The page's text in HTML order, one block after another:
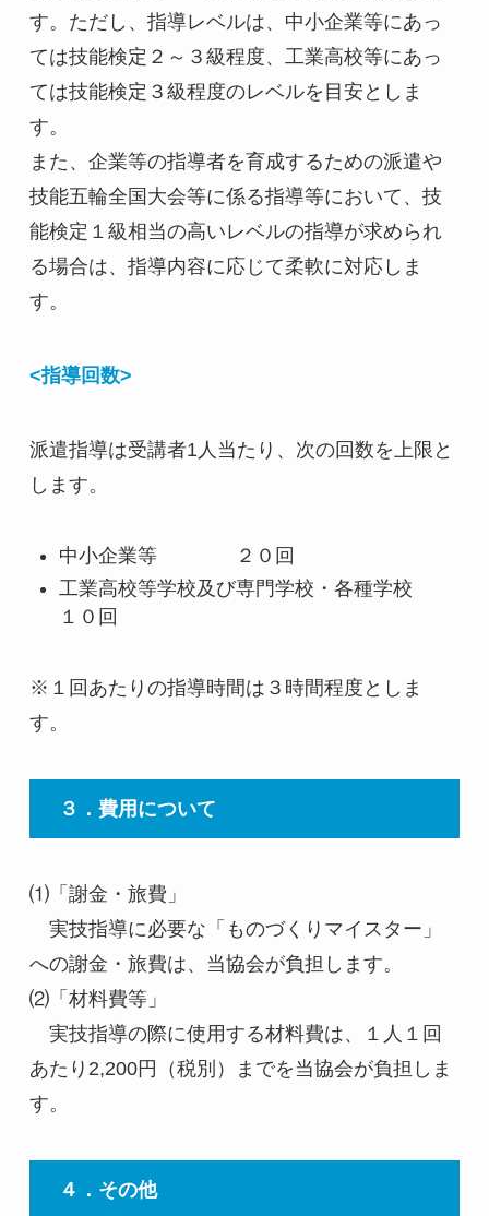
す。ただし、指導レベルは、中小企業等にあっ
ては技能検定２～３級程度、工業高校等にあっ
ては技能検定３級程度のレベルを目安としま
す。
また、企業等の指導者を育成するための派遣や
技能五輪全国大会等に係る指導等において、技
能検定１級相当の高いレベルの指導が求められ
る場合は、指導内容に応じて柔軟に対応しま
す。
<指導回数>
派遣指導は受講者1人当たり、次の回数を上限と
します。
中小企業等 ２０回
工業高校等学校及び専門学校・各種学校
１０回
※１回あたりの指導時間は３時間程度としま
す。
３．費用について
⑴「謝金・旅費」
実技指導に必要な「ものづくりマイスター」
への謝金・旅費は、当協会が負担します。
⑵「材料費等」
実技指導の際に使用する材料費は、１人１回
あたり2,200円（税別）までを当協会が負担しま
す。
４．その他